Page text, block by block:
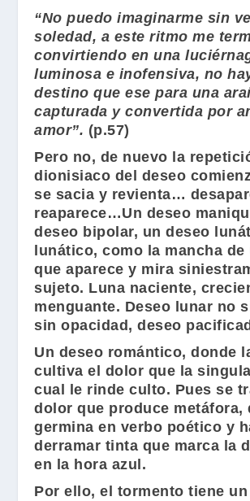
“No puedo imaginarme sin
soledad, a este ritmo me
convirtiendo en una
luminosa e inofensiva, no
destino que ese para una
capturada y convertida por
amor”. (p.57)
Pero no, de nuevo la
dionisiaco del deseo
se sacia y revienta…
reaparece…Un deseo
deseo bipolar, un deseo
lunático, como la mancha
que aparece y mira
sujeto. Luna naciente,
menguante. Deseo lunar no
sin opacidad, deseo
Un deseo romántico, donde
cultiva el dolor que la
cual le rinde culto. Pues se
dolor que produce metáfora,
germina en verbo poético y
derramar tinta que marca la
en la hora azul.
Por ello, el tormento tiene